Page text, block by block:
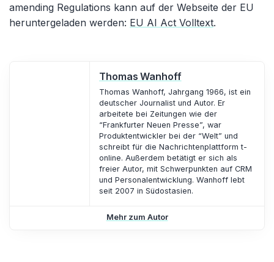
amending Regulations kann auf der Webseite der EU
heruntergeladen werden: EU AI Act Volltext.
Thomas Wanhoff
Thomas Wanhoff, Jahrgang 1966, ist ein
deutscher Journalist und Autor. Er
arbeitete bei Zeitungen wie der
“Frankfurter Neuen Presse”, war
Produktentwickler bei der “Welt” und
schreibt für die Nachrichtenplattform t-
online. Außerdem betätigt er sich als
freier Autor, mit Schwerpunkten auf CRM
und Personalentwicklung. Wanhoff lebt
seit 2007 in Südostasien.
Mehr zum Autor